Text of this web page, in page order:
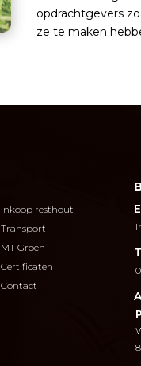
opdrachtgevers
ze te maken
Inkoop resthout
Transport
MT Groen
Certificaten
Contact